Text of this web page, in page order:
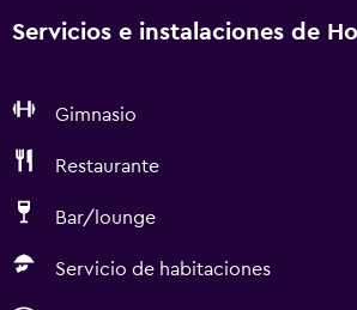
Servicios e instalaciones de
Gimnasio
Restaurante
Bar/lounge
Servicio de habitaciones